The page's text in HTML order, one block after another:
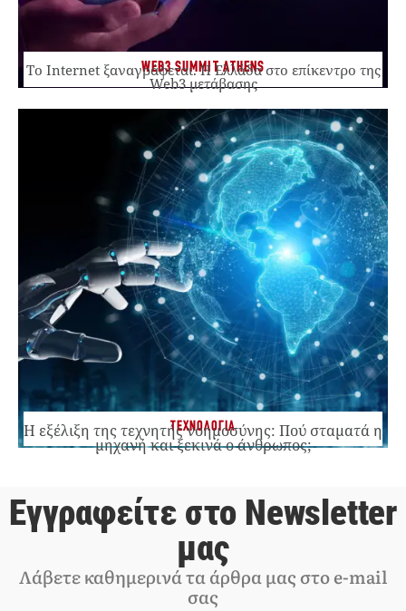
WEB3 SUMMIT ATHENS
Το Internet ξαναγράφεται. Η Ελλάδα στο επίκεντρο της
Web3 μετάβασης
ΤΕΧΝΟΛΟΓΙΑ
Η εξέλιξη της τεχνητής νοημοσύνης: Πού σταματά η
μηχανή και ξεκινά ο άνθρωπος;
Εγγραφείτε στο Newsletter
μας
Λάβετε καθημερινά τα άρθρα μας στο e-mail
σας